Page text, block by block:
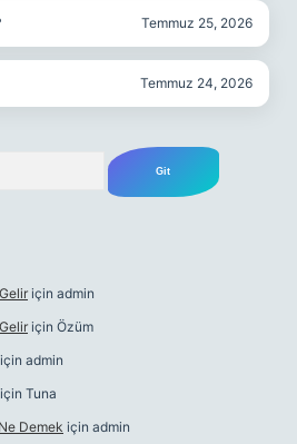
Temmuz 25, 2026
Temmuz 24, 2026
için admin
için Özüm
için admin
için Tuna
Demek için admin